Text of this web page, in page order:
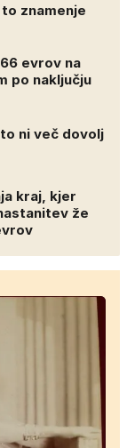
znamenje
evrov na
po naključju
ni več dovolj
kraj, kjer
že